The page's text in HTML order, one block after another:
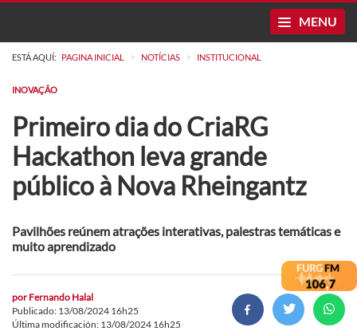
MENU
ESTÁ AQUÍ: PAGINA INICIAL > NOTÍCIAS > INSTITUCIONAL
INOVAÇÃO
Primeiro dia do CriaRG
Hackathon leva grande
público à Nova Rheingantz
Pavilhões reúnem atrações interativas, palestras temáticas e
muito aprendizado
por Fernando Halal
Publicado: 13/08/2024 16h25
Última modificación: 13/08/2024 16h25